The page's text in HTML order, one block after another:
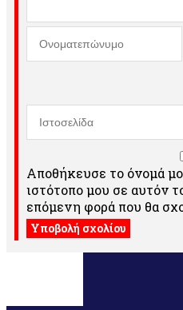
Αποθήκευσε το όνομά
ιστότοπο μου σε αυτόν
επόμενη φορά που θα